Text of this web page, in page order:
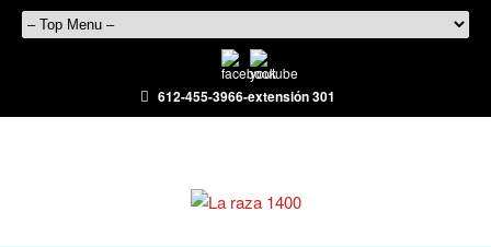
612-455-3966-extensión 301